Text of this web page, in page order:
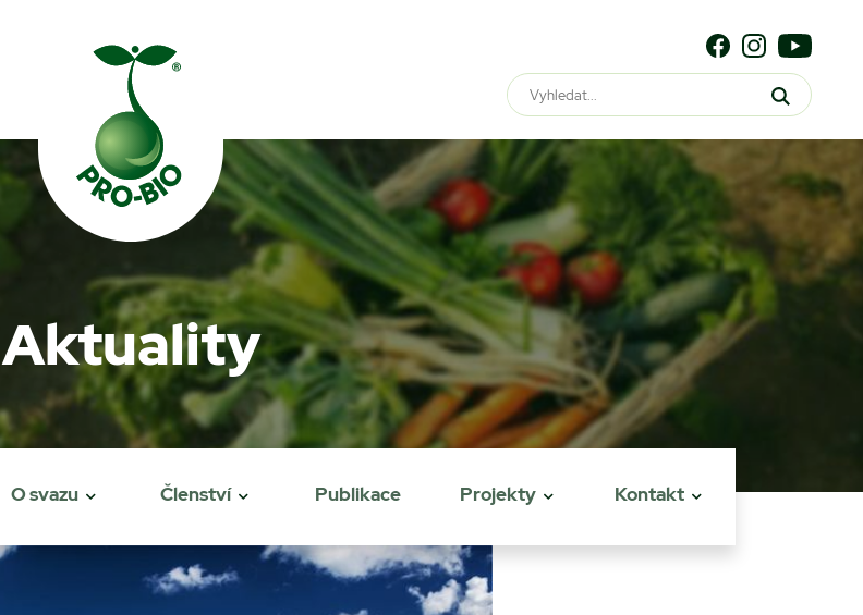
Prohledat PRO-BIO
Aktuality
O svazu Členství Publikace Projekty Kontakt